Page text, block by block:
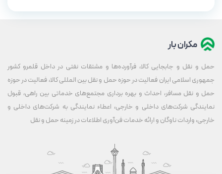
مکران بار
حمل و نقل و جابجایی کالا، فرآورده‌ها و مشتقات نفتی در داخل قلمرو کشور
جمهوری اسلامی ایران فعالیت در حوزه حمل و نقل بین المللی کالا، فعالیت در حوزه
حمل و نقل مسافر، احداث و بهره برداری مجتمع‌های خدماتی بین راهی، قبول
نمایندگی شرکت‌های داخلی و خارجی، اعطاء نمایندگی به شرکت‌های داخلی و
خارجی، واردات ناوگان و ارائه خدمات فن‌آوری اطلاعات در زمینه حمل و نقل